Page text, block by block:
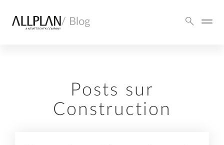
/ Blog
Posts sur
Construction